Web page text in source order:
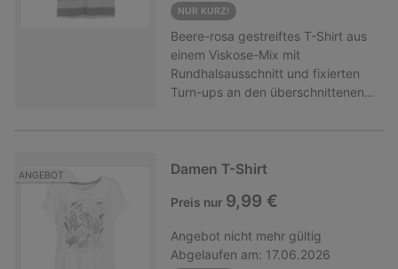
angerechnet! Nur gültig für Ware
der Marken Gina und Gina Benotti
mit diesem Hinweis. Nicht
kombinierbar mit anderen
(Aktions-)Rabatten.
NUR KURZ!
Beere-rosa gestreiftes T-Shirt aus
einem Viskose-Mix mit
Rundhalsausschnitt und fixierten
Turn-ups an den überschnittenen
günstigste Artikel auf die
angerechnet! Nur gültig für Ware
mit diesem Hinweis. Nicht
kombinierbar mit anderen
ANGEBOT Damen T-Shirt
Preis nur 9,99 €
Angebot nicht mehr gültig
Abgelaufen am: 17.06.2026